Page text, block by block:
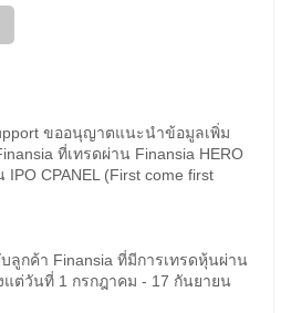
ขออนุญาตแนะนำข้อมูลเพิ่ม
ที่เทรดผ่าน Finansia HERO
CPANEL (First come first
กค้า Finansia ที่มีการเทรดหุ้นผ่าน
แต่วันที่ 1 กรกฎาคม - 17 กันยายน